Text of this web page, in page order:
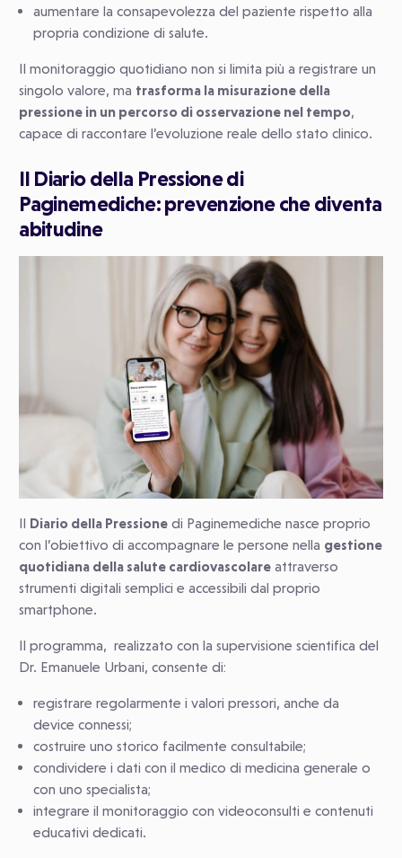
aumentare la consapevolezza del paziente rispetto alla
propria condizione di salute.
Il monitoraggio quotidiano non si limita più a registrare un
singolo valore, ma trasforma la misurazione della
pressione in un percorso di osservazione nel tempo,
capace di raccontare l’evoluzione reale dello stato clinico.
Il Diario della Pressione di
Paginemediche: prevenzione che diventa
abitudine
Il Diario della Pressione di Paginemediche nasce proprio
con l’obiettivo di accompagnare le persone nella gestione
quotidiana della salute cardiovascolare attraverso
strumenti digitali semplici e accessibili dal proprio
smartphone.
Il programma, realizzato con la supervisione scientifica del
Dr. Emanuele Urbani, consente di:
registrare regolarmente i valori pressori, anche da
device connessi;
costruire uno storico facilmente consultabile;
condividere i dati con il medico di medicina generale o
con uno specialista;
integrare il monitoraggio con videoconsulti e contenuti
educativi dedicati.